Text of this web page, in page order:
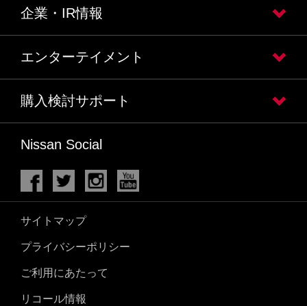
企業・IR情報
エンターテイメント
購入検討サポート
Nissan Social
サイトマップ
プライバシーポリシー
ご利用にあたって
リコール情報